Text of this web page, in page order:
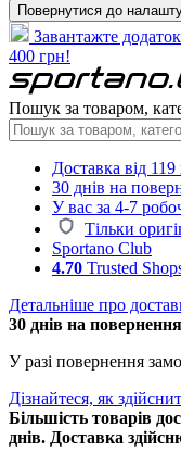
Повернутися до
Завантажте
400 грн!
Пошук за товаром,
Доставка від 119
30 днів на
У вас за 4-7
Тільки
Sportano Club
4.70 Trusted
Детальніше про
30 днів на
У разі повернення
Дізнайтеся, як
Більшість товарів
днів. Доставка